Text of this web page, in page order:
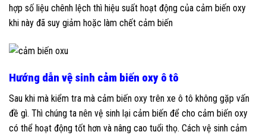
hợp số liệu chênh lệch thì hiệu suất hoạt động của cảm biến oxy
khi này đã suy giảm hoặc làm chết cảm biến
Hướng dẫn vệ sinh cảm biến oxy ô tô
Sau khi mà kiểm tra mà cảm biến oxy trên xe ô tô không gặp vấn
đề gì. Thì chúng ta nên vệ sinh lại cảm biến để cho cảm biến oxy
có thể hoạt động tốt hơn và nâng cao tuổi thọ. Cách vệ sinh cảm